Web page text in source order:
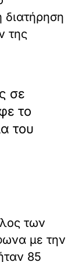
με
να
τη
για τα
τον ήχο
κρυφή τη
δεν έχω